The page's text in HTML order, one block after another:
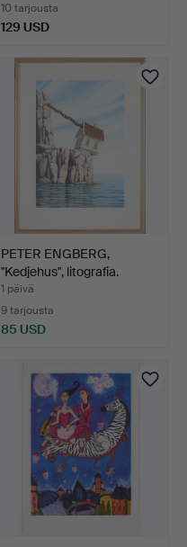
10 tarjousta
129 USD
PETER ENGBERG,
"Kedjehus", litografia.
1 päivä
9 tarjousta
85 USD